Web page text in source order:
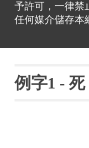
予許可，一律禁
任何媒介儲存本
例字1 - 死